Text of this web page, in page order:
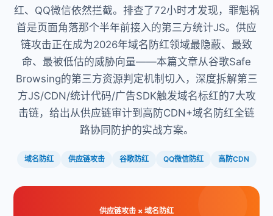
红、QQ微信依然拦截。排查了72小时才发现，罪魁祸
首是页面角落那个半年前接入的第三方统计JS。供应
链攻击正在成为2026年域名防红领域最隐蔽、最致
命、最被低估的威胁向量——本篇文章从谷歌Safe
Browsing的第三方资源判定机制切入，深度拆解第三
方JS/CDN/统计代码/广告SDK触发域名标红的7大攻
击链，给出从供应链审计到高防CDN+域名防红全链
路协同防护的实战方案。
域名防红 供应链攻击 谷歌防红 QQ微信防红 高防CDN
供应链攻击 × 域名防红